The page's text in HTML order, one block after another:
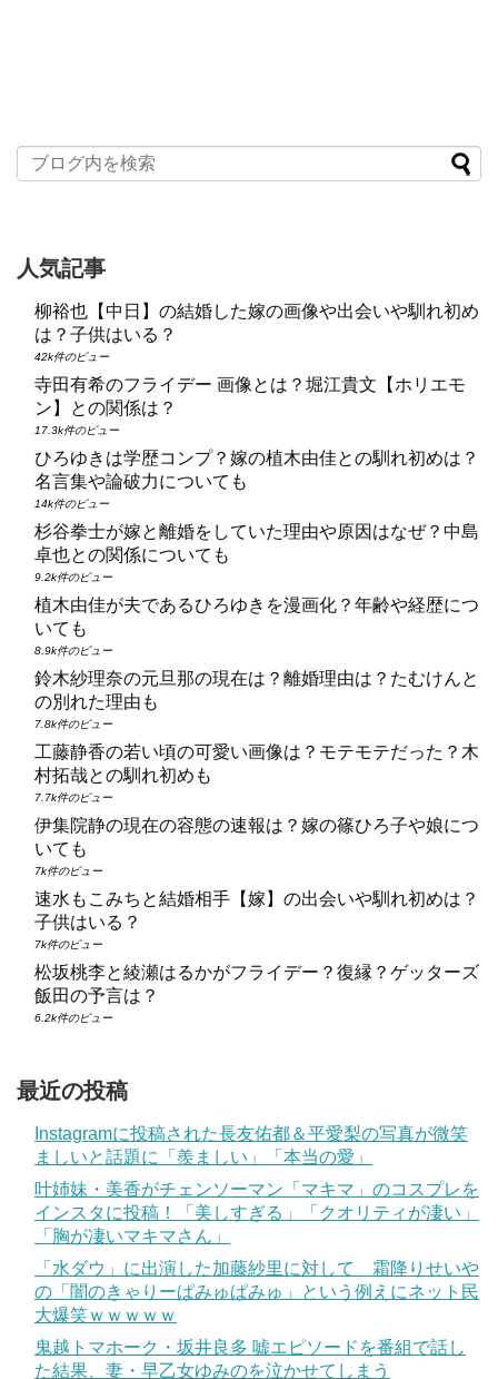
人気記事
柳裕也【中日】の結婚した嫁の画像や出会いや馴れ初め
は？子供はいる？
42k件のビュー
寺田有希のフライデー 画像とは？堀江貴文【ホリエモ
ン】との関係は？
17.3k件のビュー
ひろゆきは学歴コンプ？嫁の植木由佳との馴れ初めは？
名言集や論破力についても
14k件のビュー
杉谷拳士が嫁と離婚をしていた理由や原因はなぜ？中島
卓也との関係についても
9.2k件のビュー
植木由佳が夫であるひろゆきを漫画化？年齢や経歴につ
いても
8.9k件のビュー
鈴木紗理奈の元旦那の現在は？離婚理由は？たむけんと
の別れた理由も
7.8k件のビュー
工藤静香の若い頃の可愛い画像は？モテモテだった？木
村拓哉との馴れ初めも
7.7k件のビュー
伊集院静の現在の容態の速報は？嫁の篠ひろ子や娘につ
いても
7k件のビュー
速水もこみちと結婚相手【嫁】の出会いや馴れ初めは？
子供はいる？
7k件のビュー
松坂桃李と綾瀬はるかがフライデー？復縁？ゲッターズ
飯田の予言は？
6.2k件のビュー
最近の投稿
Instagramに投稿された長友佑都＆平愛梨の写真が微笑
ましいと話題に「羨ましい」「本当の愛」
叶姉妹・美香がチェンソーマン「マキマ」のコスプレを
インスタに投稿！「美しすぎる」「クオリティが凄い」
「胸が凄いマキマさん」
「水ダウ」に出演した加藤紗里に対して 霜降りせいや
の「闇のきゃりーぱみゅぱみゅ」という例えにネット民
大爆笑ｗｗｗｗｗ
鬼越トマホーク・坂井良多 嘘エピソードを番組で話し
た結果、妻・早乙女ゆみのを泣かせてしまう